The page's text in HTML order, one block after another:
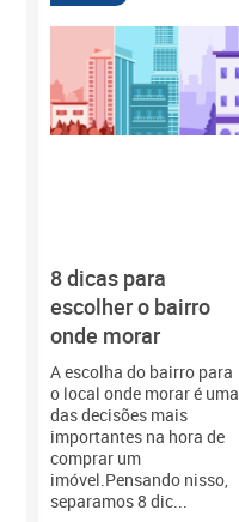
8 dicas para
escolher o bairro
onde morar
A escolha do bairro para
o local onde morar é uma
das decisões mais
importantes na hora de
comprar um
imóvel.Pensando nisso,
separamos 8 dic...